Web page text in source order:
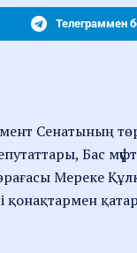
Телеграммен
Сенатының
Бас
Мереке
қонақтармен